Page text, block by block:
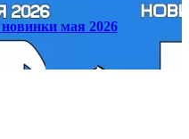
мая 2026